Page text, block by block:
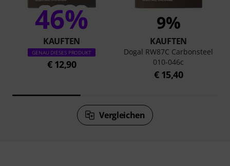
46%
KAUFTEN
GENAU DIESES PRODUKT
€ 12,90
9%
KAUFTEN
Dogal RW87C Carbonsteel
010-046c
€ 15,40
Vergleichen